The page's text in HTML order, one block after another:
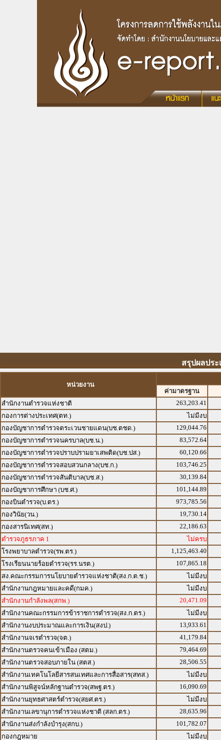
สรุปผลปร
หน่วยงาน
ค่ามาตรฐาน
สำนักงานตำรวจแห่งชาติ
263,203.41
กองการต่างประเทศ(ตท.)
ไม่มีงบ
กองบัญชาการตำรวจตระเวนชายแดน(บช.ตชด.)
129,044.76
กองบัญชาการตำรวจนครบาล(บช.น.)
83,572.64
กองบัญชาการตำรวจปราบปรามยาเสพติด(บช.ปส.)
60,120.66
กองบัญชาการตำรวจสอบสวนกลาง(บช.ก.)
103,746.25
กองบัญชาการตำรวจสันติบาล(บช.ส.)
30,139.84
กองบัญชาการศึกษา (บช.ศ.)
101,144.89
กองบินตำรวจ(บ.ตร.)
973,785.56
กองวินัย(วน.)
19,730.14
กองสารนิเทศ(สท.)
22,186.63
ตำรวจภูธรภาค 1
ไม่ครบ
โรงพยาบาลตำรวจ(รพ.ตร.)
1,125,463.40
โรงเรียนนายร้อยตำรวจ(รร.นรต.)
107,865.18
สง.คณะกรรมการนโยบายตำรวจแห่งชาติ(สง.ก.ต.ช.)
ไม่มีงบ
สำนักงานกฎหมายและคดี(กมค.)
ไม่มีงบ
สำนักงานกำลังพล(สกพ.)
20,471.09
สำนักงานคณะกรรมการข้าราชการตำรวจ(สง.ก.ตร.)
ไม่มีงบ
สำนักงานงบประมาณและการเงิน(สงป.)
13,933.61
สำนักงานจเรตำรวจ(จต.)
41,179.84
สำนักงานตรวจคนเข้าเมือง (สตม.)
79,464.69
สำนักงานตรวจสอบภายใน (สตส.)
28,506.55
สำนักงานเทคโนโลยีสารสนเทศและการสื่อสาร(สทส.)
ไม่มีงบ
สำนักงานพิสูจน์หลักฐานตำรวจ(สพฐ.ตร.)
16,090.69
สำนักงานยุทธศาสตร์ตำรวจ(สยศ.ตร.)
ไม่มีงบ
สำนักงานเลขานุการตำรวจแห่งชาติ (สลก.ตร.)
28,635.96
สำนักงานส่งกำลังบำรุง(สกบ.)
101,782.07
กองกฎหมาย
ไม่มีงบ